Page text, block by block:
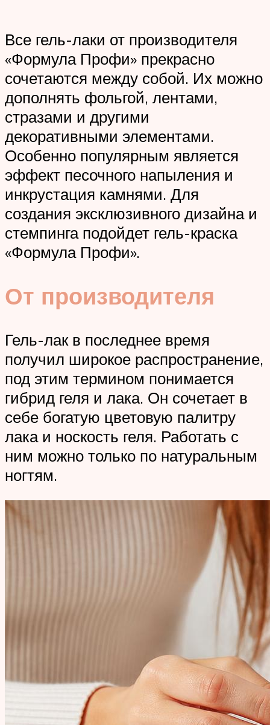
Все гель-лаки от производителя
«Формула Профи» прекрасно
сочетаются между собой. Их можно
дополнять фольгой, лентами,
стразами и другими
декоративными элементами.
Особенно популярным является
эффект песочного напыления и
инкрустация камнями. Для
создания эксклюзивного дизайна и
стемпинга подойдет гель-краска
«Формула Профи».
От производителя
Гель-лак в последнее время
получил широкое распространение,
под этим термином понимается
гибрид геля и лака. Он сочетает в
себе богатую цветовую палитру
лака и носкость геля. Работать с
ним можно только по натуральным
ногтям.